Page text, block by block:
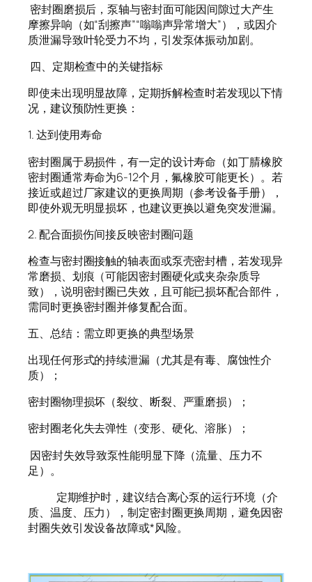
密封圈磨损后，泵轴与密封面可能因间隙过大产生
摩擦异响（如“刮擦声”“嗡嗡声异常增大”），或因介
质泄漏导致叶轮受力不均，引发泵体振动加剧。
四、定期检查中的关键指标
即使未出现明显故障，定期拆解检查时若发现以下情
况，建议预防性更换：
1. 达到使用寿命
密封圈属于易损件，有一定的设计寿命（如丁腈橡胶
密封圈通常寿命为6-12个月，氟橡胶可能更长）。若
接近或超过厂家建议的更换周期（参考设备手册），
即使外观无明显损坏，也建议更换以避免突发泄漏。
2. 配合面损伤间接反映密封圈问题
检查与密封圈接触的轴表面或泵壳密封槽，若发现异
常磨损、划痕（可能因密封圈硬化或夹杂杂质导
致），说明密封圈已失效，且可能已损坏配合部件，
需同时更换密封圈并修复配合面。
五、总结：需立即更换的典型场景
出现任何形式的持续泄漏（尤其是有毒、腐蚀性介
质）；
密封圈物理损坏（裂纹、断裂、严重磨损）；
密封圈老化失去弹性（变形、硬化、溶胀）；
因密封失效导致泵性能明显下降（流量、压力不
足）。
定期维护时，建议结合离心泵的运行环境（介
质、温度、压力），制定密封圈更换周期，避免因密
封圈失效引发设备故障或*风险。